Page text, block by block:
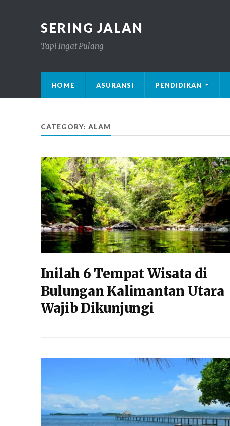
SERING JALAN
Tapi Ingat Pulang
HOME ASURANSI PENDIDIKAN
CATEGORY: ALAM
Inilah 6 Tempat Wisata di
Bulungan Kalimantan Utara
Wajib Dikunjungi